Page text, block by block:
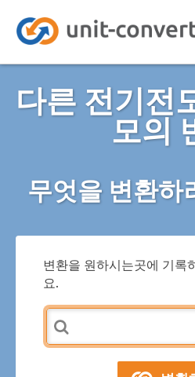
다른 전기전
모의
무엇을 변환하
변환을 원하시는곳에 기록
요.